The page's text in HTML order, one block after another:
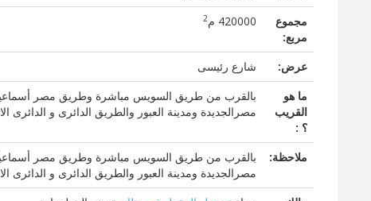
مجموع
مربع:
420000 م 2
عرض:
شارع رئيسى
ما هو
القريب
؟ :
بالقرب من طريق السويس مباشرة وطريق مصر أسماعيلية
مصرالجديدة ومدينة العبور والطريق الدائرى و
ملاحظة:
بالقرب من طريق السويس مباشرة وطريق مصر أسماعيلية
مصرالجديدة ومدينة العبور والطريق الدائرى و